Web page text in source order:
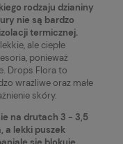
rodzaju dzianiny
nie są bardzo
termicznej.
ale ciepłe
ponieważ
Drops Flora to
wrażliwe oraz małe
skóry.
na drutach 3 - 3,5
a lekki puszek